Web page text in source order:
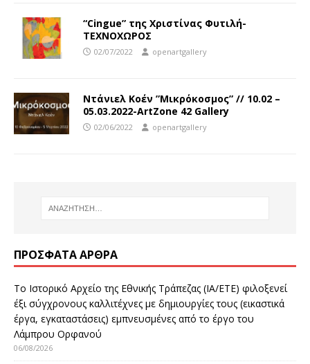
“Cingue” της Χριστίνας Φυτιλή-
ΤΕΧΝΟΧΩΡΟΣ
02/07/2022 openartgallery
Ντάνιελ Κοέν ”Μικρόκοσμος” // 10.02 –
05.03.2022-ArtZone 42 Gallery
02/06/2022 openartgallery
ΠΡΌΣΦΑΤΑ ΆΡΘΡΑ
Το Ιστορικό Αρχείο της Εθνικής Τράπεζας (ΙΑ/ΕΤΕ) φιλοξενεί
έξι σύγχρονους καλλιτέχνες με δημιουργίες τους (εικαστικά
έργα, εγκαταστάσεις) εμπνευσμένες από το έργο του
Λάμπρου Ορφανού
06/08/2026